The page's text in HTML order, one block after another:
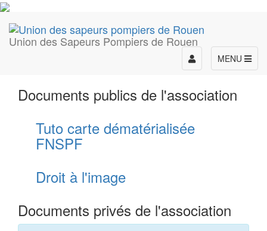
Union des Sapeurs Pompiers de Rouen
MENU
Toggle
navigation
Documents publics de l'association
Tuto carte dématérialisée
FNSPF
Droit à l'image
Documents privés de l'association